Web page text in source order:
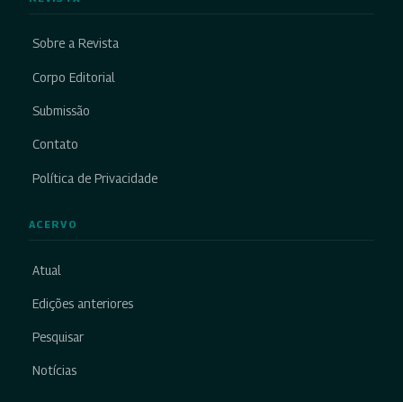
Sobre a Revista
Corpo Editorial
Submissão
Contato
Política de Privacidade
ACERVO
Atual
Edições anteriores
Pesquisar
Notícias